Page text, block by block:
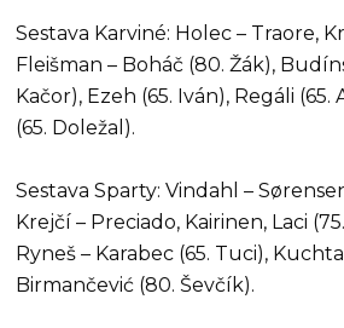
Sestava Karviné: Holec – Traore,
Fleišman – Boháč (80. Žák),
Kačor), Ezeh (65. Iván), Regáli (65.
(65. Doležal).
Sestava Sparty: Vindahl –
Krejčí – Preciado, Kairinen, Laci
Ryneš – Karabec (65. Tuci),
Birmančević (80. Ševčík).